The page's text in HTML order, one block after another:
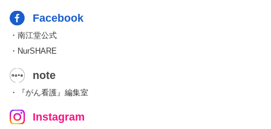
Facebook
・南江堂公式
・NurSHARE
note
・『がん看護』編集室
Instagram